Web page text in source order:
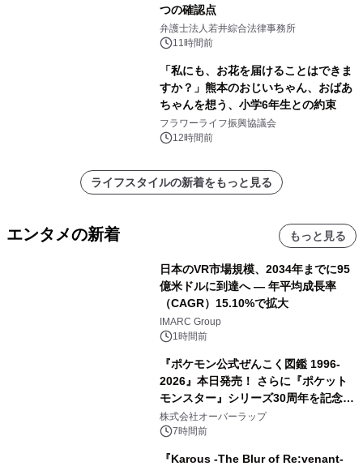
つの確認点
弁護士法人若井綜合法律事務所
11時間前
「私にも、お花を届けることはできま
すか？」熊本のおじいちゃん、おばあ
ちゃんを想う、小学6年生との約束
フラワーライフ振興協議会
12時間前
ライフスタイルの新着をもっと見る
エンタメの新着 もっと見る
日本のVR市場規模、2034年までに95
億米ドルに到達へ ― 年平均成長率
（CAGR）15.10%で拡大
IMARC Group
1時間前
『ポケモン公式ぜんこく図鑑 1996-
2026』本日発売！ さらに『ポケット
モンスター』シリーズ30周年を記念し
た画集『ポケットモンスター ビジュア
ルアートブック』の発売決定！ 2026
株式会社オーバーラップ
7時間前
『Karous -The Blur of Re:venant-